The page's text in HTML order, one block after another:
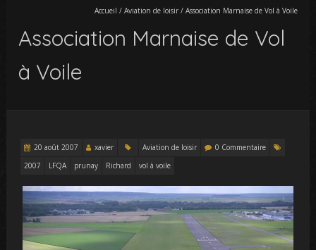
Accueil / Aviation de loisir/ Association Marnaise de Vol à Voile
Association Marnaise de Vol
à Voile
20 août 2007 xavier Aviation de loisir
0 Commentaire
2007
LFQA prunay Richard vol à voile